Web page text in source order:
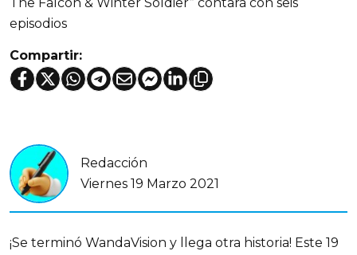
The Falcon & Winter Soldier” contará con seis
episodios
Compartir:
Redacción
Viernes 19 Marzo 2021
¡Se terminó WandaVision y llega otra historia! Este 19